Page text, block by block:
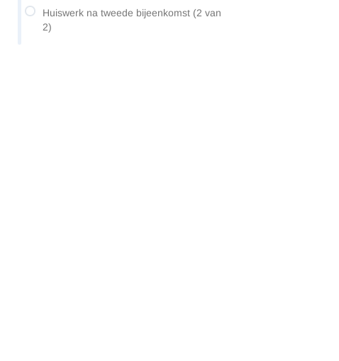
Reader en toets Pedagogische stromingen
Huiswerk na tweede bijeenkomst (2 van
2)